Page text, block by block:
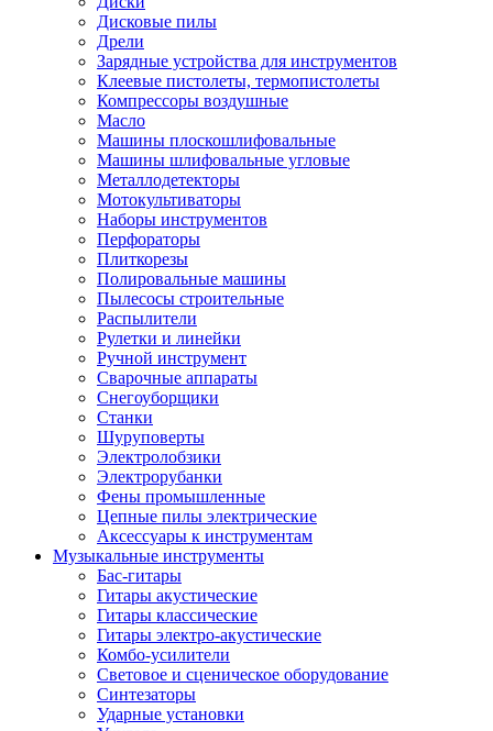
Дисковые пилы
Дрели
Зарядные устройства для инструментов
Клеевые пистолеты, термопистолеты
Компрессоры воздушные
Масло
Машины плоскошлифовальные
Машины шлифовальные угловые
Металлодетекторы
Мотокультиваторы
Наборы инструментов
Перфораторы
Плиткорезы
Полировальные машины
Пылесосы строительные
Распылители
Рулетки и линейки
Ручной инструмент
Сварочные аппараты
Снегоуборщики
Станки
Шуруповерты
Электролобзики
Электрорубанки
Фены промышленные
Цепные пилы электрические
Аксессуары к инструментам
Музыкальные инструменты
Бас-гитары
Гитары акустические
Гитары классические
Гитары электро-акустические
Комбо-усилители
Световое и сценическое оборудование
Синтезаторы
Ударные установки